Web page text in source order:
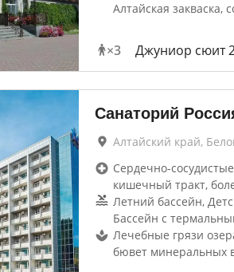
Алтайская закваска,
×3 Джуниор сюит
Санаторий
Алтайский край,
Сердечно-
кишечный тракт,
Летний бассейн,
Бассейн с
Лечебные грязи
бювет минеральных